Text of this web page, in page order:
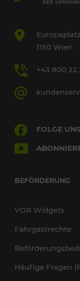
1150 Wien
+43 800 22
FOLGE
BEFÖRDERUNG
VOR Widgets
Fahrgastrechte
Häufige Fragen